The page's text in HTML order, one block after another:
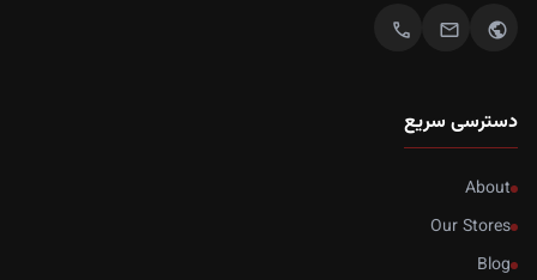
public
mail
call
دسترسی سریع
About
Our Stores
Blog